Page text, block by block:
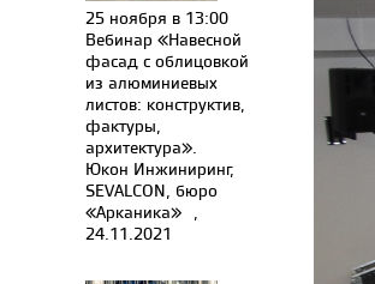
25 ноября в 13:00
Вебинар «Навесной
фасад с облицовкой
из алюминиевых
листов: конструктив,
фактуры,
архитектура».
Юкон Инжиниринг,
SEVALCON, бюро
«Арканика»⠀,
24.11.2021